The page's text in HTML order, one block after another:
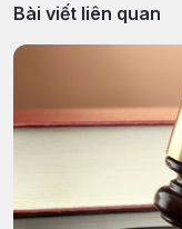
Bài viết liên quan